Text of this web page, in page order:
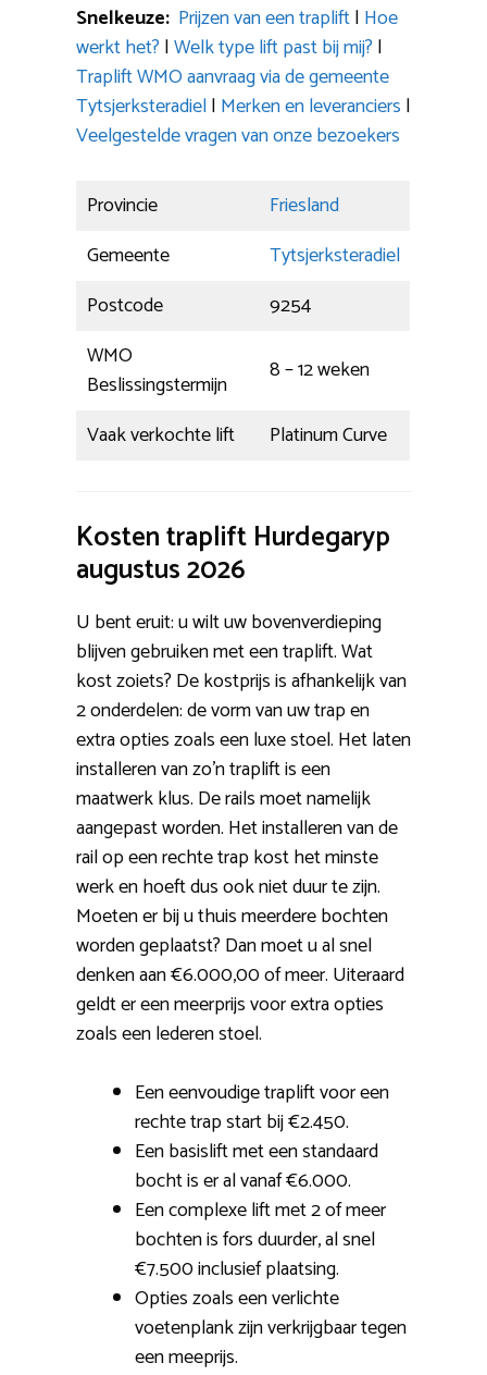
Snelkeuze: Prijzen van een traplift| Hoe
werkt het? |Welk type lift past bij mij? |
Traplift WMO aanvraag via de gemeente
Tytsjerksteradiel| Merken en leveranciers |
Veelgestelde vragen van onze bezoekers
Provincie
Friesland
Gemeente
Tytsjerksteradiel
Postcode
9254
WMO
Beslissingstermijn
8 – 12 weken
Vaak verkochte lift
Platinum Curve
Kosten traplift Hurdegaryp
augustus 2026
U bent eruit: u wilt uw bovenverdieping
blijven gebruiken met een traplift. Wat
kost zoiets? De kostprijs is afhankelijk van
2 onderdelen: de vorm van uw trap en
extra opties zoals een luxe stoel. Het laten
installeren van zo’n traplift is een
maatwerk klus. De rails moet namelijk
aangepast worden. Het installeren van de
rail op een rechte trap kost het minste
werk en hoeft dus ook niet duur te zijn.
Moeten er bij u thuis meerdere bochten
worden geplaatst? Dan moet u al snel
denken aan €6.000,00 of meer. Uiteraard
geldt er een meerprijs voor extra opties
zoals een lederen stoel.
Een eenvoudige traplift voor een
rechte trap start bij €2.450.
Een basislift met een standaard
bocht is er al vanaf €6.000.
Een complexe lift met 2 of meer
bochten is fors duurder, al snel
€7.500 inclusief plaatsing.
Opties zoals een verlichte
voetenplank zijn verkrijgbaar tegen
een meeprijs.